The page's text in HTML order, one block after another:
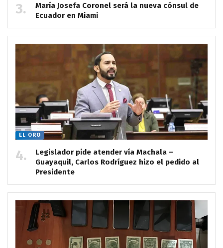
María Josefa Coronel será la nueva cónsul de
Ecuador en Miami
EL ORO
Legislador pide atender vía Machala –
Guayaquil, Carlos Rodríguez hizo el pedido al
Presidente